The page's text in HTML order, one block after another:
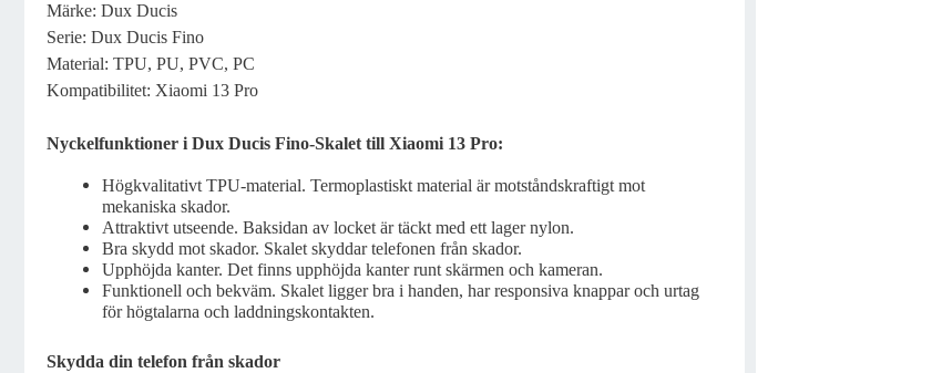
Märke: Dux Ducis
Serie: Dux Ducis Fino
Material: TPU, PU, PVC, PC
Kompatibilitet: Xiaomi 13 Pro
Nyckelfunktioner i Dux Ducis Fino-Skalet till Xiaomi 13 Pro:
Högkvalitativt TPU-material. Termoplastiskt material är motståndskraftigt mot
mekaniska skador.
Attraktivt utseende. Baksidan av locket är täckt med ett lager nylon.
Bra skydd mot skador. Skalet skyddar telefonen från skador.
Upphöjda kanter. Det finns upphöjda kanter runt skärmen och kameran.
Funktionell och bekväm. Skalet ligger bra i handen, har responsiva knappar och urtag
för högtalarna och laddningskontakten.
Skydda din telefon från skador